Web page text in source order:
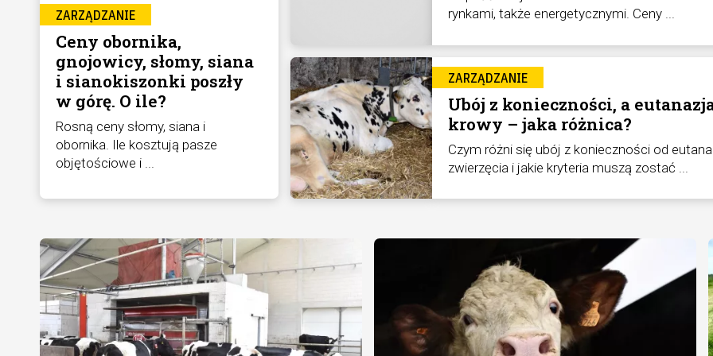
ZARZĄDZANIE
Ceny obornika,
gnojowicy, słomy, siana
i sianokiszonki poszły
w górę. O ile?
Rosną ceny słomy, siana i
obornika. Ile kosztują pasze
objętościowe i ...
rynkami, także energetycznymi. Ceny ...
ZARZĄDZANIE
Ubój z konieczności, a
krowy – jaka różnica?
Czym różni się ubój z konieczności od
zwierzęcia i jakie kryteria muszą zostać ...